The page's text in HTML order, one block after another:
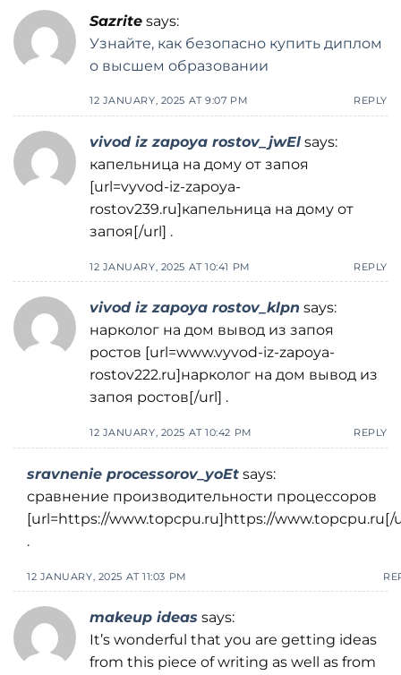
Sazrite says:
Узнайте, как безопасно купить диплом
о высшем образовании
12 JANUARY, 2025 AT 9:07 PM REPLY
vivod iz zapoya rostov_jwEl says:
капельница на дому от запоя
[url=vyvod-iz-zapoya-
rostov239.ru]капельница на дому от
запоя[/url] .
12 JANUARY, 2025 AT 10:41 PM REPLY
vivod iz zapoya rostov_klpn says:
нарколог на дом вывод из запоя
ростов [url=www.vyvod-iz-zapoya-
rostov222.ru]нарколог на дом вывод из
запоя ростов[/url] .
12 JANUARY, 2025 AT 10:42 PM REPLY
sravnenie processorov_yoEt says:
сравнение производительности процессоров
[url=https://www.topcpu.ru]https://www.topcpu.ru[/
.
12 JANUARY, 2025 AT 11:03 PM
makeup ideas says:
It’s wonderful that you are getting ideas
from this piece of writing as well as from